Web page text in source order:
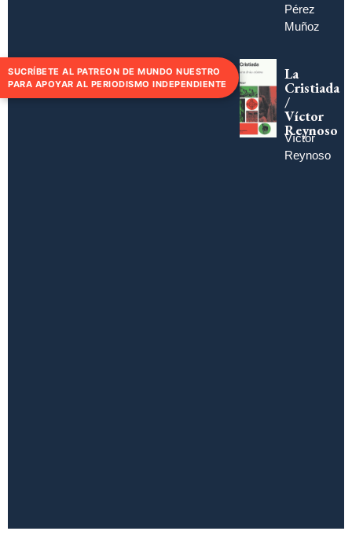
Pérez
Muñoz
La
Cristiada
/
Víctor
Reynoso
Víctor
Reynoso
SUCRÍBETE AL PATREON DE MUNDO NUESTRO
PARA APOYAR AL PERIODISMO INDEPENDIENTE